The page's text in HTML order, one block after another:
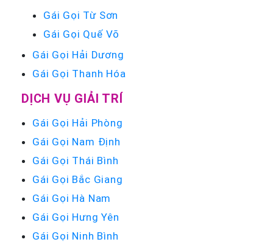
Gái Gọi Từ Sơn
Gái Gọi Quế Võ
Gái Gọi Hải Dương
Gái Gọi Thanh Hóa
DỊCH VỤ GIẢI TRÍ
Gái Gọi Hải Phòng
Gái Gọi Nam Định
Gái Gọi Thái Bình
Gái Gọi Bắc Giang
Gái Gọi Hà Nam
Gái Gọi Hưng Yên
Gái Gọi Ninh Bình